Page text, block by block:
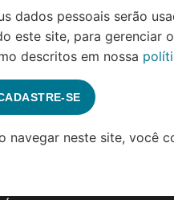
dados pessoais serão
este site, para gerenciar
descritos em nossa
SE
navegar neste site, você